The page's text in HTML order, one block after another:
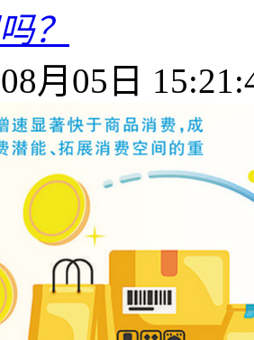
？
月05日